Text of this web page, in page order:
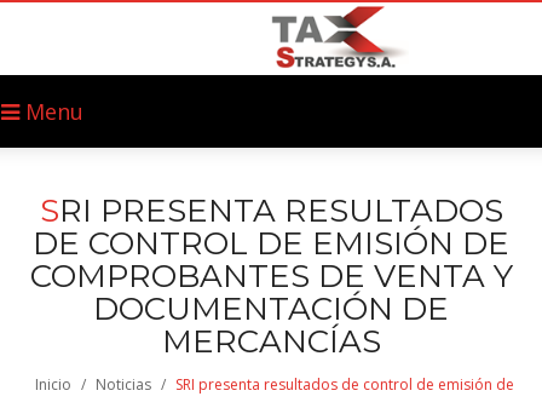
Menu
SRI PRESENTA RESULTADOS
DE CONTROL DE EMISIÓN DE
COMPROBANTES DE VENTA Y
DOCUMENTACIÓN DE
MERCANCÍAS
Inicio / Noticias / SRI presenta resultados de control de emisión de